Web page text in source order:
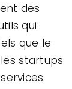
des
qui
que le
startups